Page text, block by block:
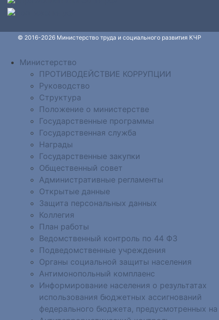
© 2016-2026 Министерство труда и социального развития КЧР
Министерство
ПРОТИВОДЕЙСТВИЕ КОРРУПЦИИ
Руководство
Структура
Положение о министерстве
Государственные программы
Государственная служба
Награды
Государственные закупки
Общественный совет
Административные регламенты
Открытые данные
Защита персональных данных
Коллегия
План работы
Ведомственный контроль по 44 ФЗ
Подведомственные учреждения
Органы социальной защиты населения
Антимонопольный комплаенс
Информирование населения о результатах
использования бюджетных ассигнований
федерального бюджета, предусмотренных на